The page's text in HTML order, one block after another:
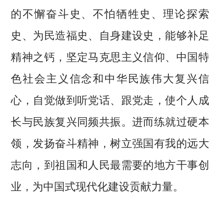
的不懈奋斗史、不怕牺牲史、理论探索
史、为民造福史、自身建设史，能够补足
精神之钙，坚定马克思主义信仰、中国特
色社会主义信念和中华民族伟大复兴信
心，自觉做到听党话、跟党走，使个人成
长与民族复兴同频共振。进而练就过硬本
领，发扬奋斗精神，树立强国有我的远大
志向，到祖国和人民最需要的地方干事创
业，为中国式现代化建设贡献力量。